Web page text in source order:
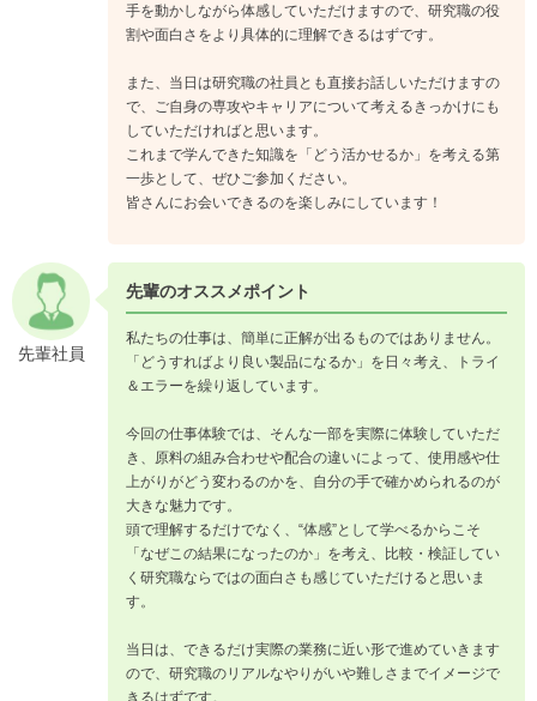
手を動かしながら体感していただけますので、研究職の役
割や面白さをより具体的に理解できるはずです。
また、当日は研究職の社員とも直接お話しいただけますの
で、ご自身の専攻やキャリアについて考えるきっかけにも
していただければと思います。
これまで学んできた知識を「どう活かせるか」を考える第
一歩として、ぜひご参加ください。
皆さんにお会いできるのを楽しみにしています！
先輩社員
先輩のオススメポイント
私たちの仕事は、簡単に正解が出るものではありません。
「どうすればより良い製品になるか」を日々考え、トライ
＆エラーを繰り返しています。
今回の仕事体験では、そんな一部を実際に体験していただ
き、原料の組み合わせや配合の違いによって、使用感や仕
上がりがどう変わるのかを、自分の手で確かめられるのが
大きな魅力です。
頭で理解するだけでなく、“体感”として学べるからこそ
「なぜこの結果になったのか」を考え、比較・検証してい
く研究職ならではの面白さも感じていただけると思いま
す。
当日は、できるだけ実際の業務に近い形で進めていきます
ので、研究職のリアルなやりがいや難しさまでイメージで
きるはずです。